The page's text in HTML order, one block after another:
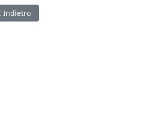
precedente: Semifinali dei
Indietro